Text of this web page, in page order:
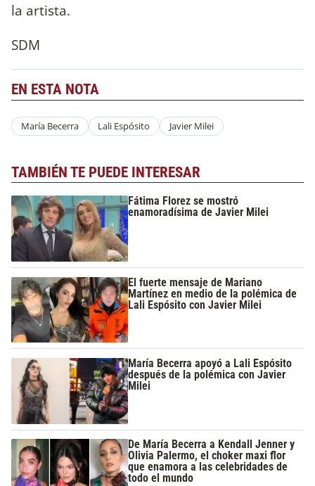
la artista.
SDM
EN ESTA NOTA
María Becerra Lali Espósito Javier Milei
TAMBIÉN TE PUEDE INTERESAR
Fátima Florez se mostró
enamoradísima de Javier Milei
El fuerte mensaje de Mariano
Martínez en medio de la polémica de
Lali Espósito con Javier Milei
María Becerra apoyó a Lali Espósito
después de la polémica con Javier
Milei
De María Becerra a Kendall Jenner y
Olivia Palermo, el choker maxi flor
que enamora a las celebridades de
todo el mundo